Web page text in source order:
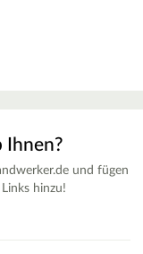
Ihnen?
und fügen
hinzu!